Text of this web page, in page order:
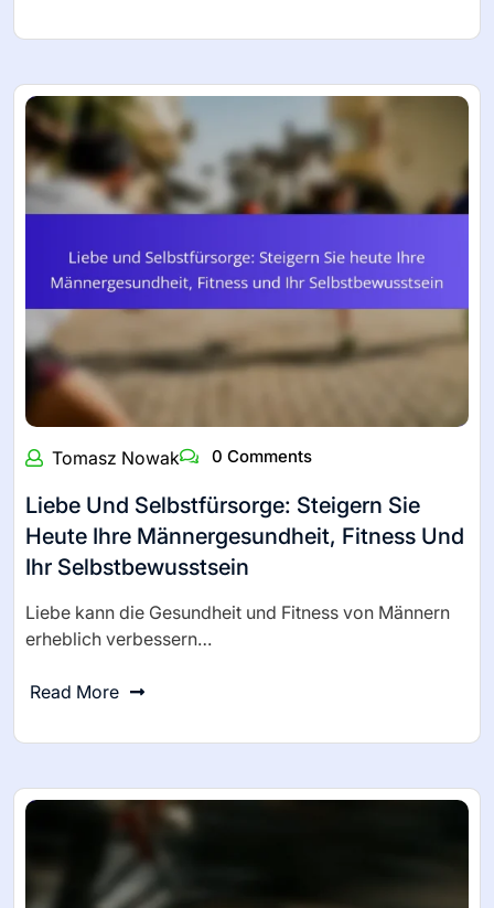
Tomasz Nowak 0 Comments
Liebe Und Selbstfürsorge: Steigern Sie
Heute Ihre Männergesundheit, Fitness Und
Ihr Selbstbewusstsein
Liebe kann die Gesundheit und Fitness von Männern
erheblich verbessern…
Read More